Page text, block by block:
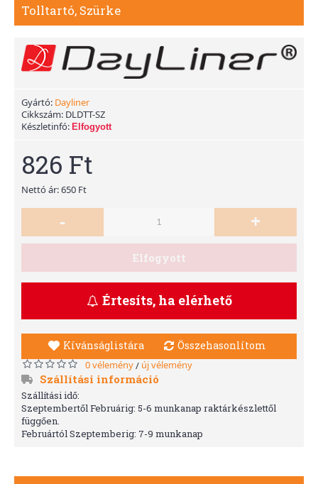
Tolltartó, Szürke
Gyártó: Dayliner
Cikkszám: DLDTT-SZ
Készletinfó: Elfogyott
826 Ft
Nettó ár: 650 Ft
- +
Elfogyott
Értesíts, ha elérhető
Kívánságlistára Összehasonlítom
0 vélemény/ új vélemény
Szállítási információ
Szállítási idő:
Szeptembertől Februárig: 5-6 munkanap raktárkészlettől
függően.
Februártól Szeptemberig: 7-9 munkanap